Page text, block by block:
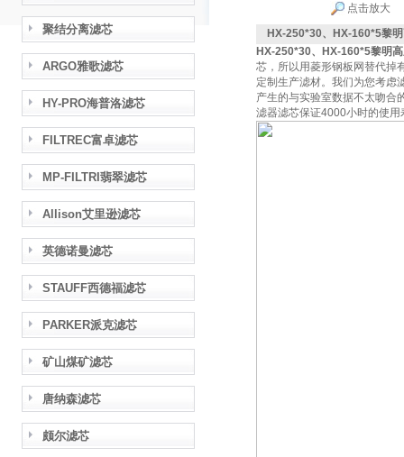
聚结分离滤芯
ARGO雅歌滤芯
HY-PRO海普洛滤芯
FILTREC富卓滤芯
MP-FILTRI翡翠滤芯
Allison艾里逊滤芯
英德诺曼滤芯
STAUFF西德福滤芯
PARKER派克滤芯
矿山煤矿滤芯
唐纳森滤芯
颇尔滤芯
点击放大
HX-250*30、HX-160*5黎
HX-250*30、HX-160*5黎明
芯，所以用菱形钢板网替代掉
定制生产滤材。我们为您考虑
产生的与实验室数据不太吻合
滤器滤芯保证4000小时的使